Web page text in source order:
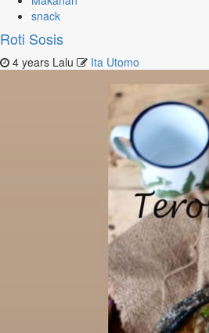
snack
Roti Sosis
4 years Lalu Ita Utomo